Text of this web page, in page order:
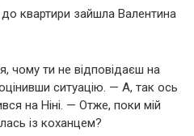
квартири зайшла Валентина
чому ти не відповідаєш на
ситуацію. — А, так ось
на Ніні. — Отже, поки мій
із коханцем?